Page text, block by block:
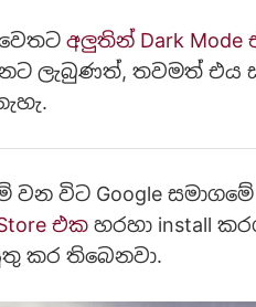
වෙතට අලුතින් Dark
ලැබුණත්, තවමත් එය
විට Google සමාගමේ
එක හරහා install
කර තිබෙනවා.